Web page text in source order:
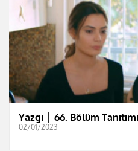
Yazgı │ 66. Bölüm
02/01/2023